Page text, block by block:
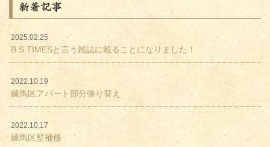
新着記事
2025.02.25
B.S.TIMESと言う雑誌に載ることになりました！
2022.10.19
練馬区アパート部分張り替え
2022.10.17
練馬区壁補修